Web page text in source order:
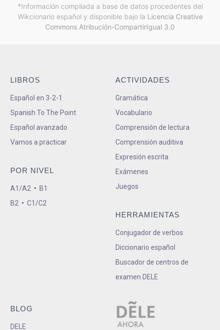
*Información compilada a base de datos procedentes del
Wikcionario español y disponible bajo la Licencia Creative
Commons Atribución-CompartirIgual 3.0
LIBROS
Español en 3-2-1
Spanish To The Point
Español avanzado
Vamos a practicar
POR NIVEL
A1/A2 • B1
B2 • C1/C2
ACTIVIDADES
Gramática
Vocabulario
Comprensión de lectura
Comprensión auditiva
Expresión escrita
Exámenes
Juegos
HERRAMIENTAS
Conjugador de verbos
Diccionario español
Buscador de centros de
examen DELE
BLOG
DELE